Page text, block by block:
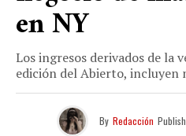
en NY
Los ingresos derivados de la
edición del Abierto, incluyen
By Redacción